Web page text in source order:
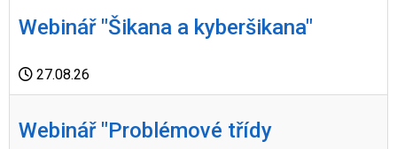
Webinář "Šikana a kyberšikana"
27.08.26
Webinář "Problémové třídy